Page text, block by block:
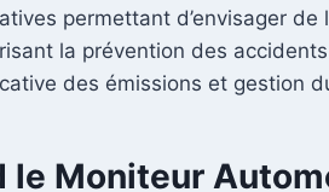
permettant d’envisager
la prévention des
des émissions et gestion
le Moniteur